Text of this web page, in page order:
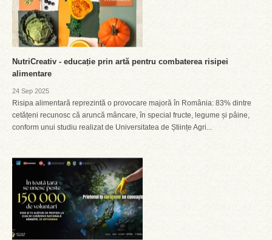
NutriCreativ - educație prin artă pentru combaterea risipei
alimentare
24 Sep 2025
Risipa alimentară reprezintă o provocare majoră în România: 83% dintre
cetățeni recunosc că aruncă mâncare, în special fructe, legume și pâine,
conform unui studiu realizat de Universitatea de Științe Agri...